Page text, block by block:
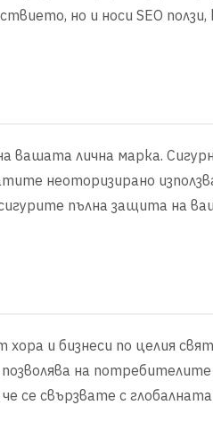
но и носи SEO
вашата лична марка.
неоторизирано
пълна защита на
и бизнеси по целия
на
се свързвате с